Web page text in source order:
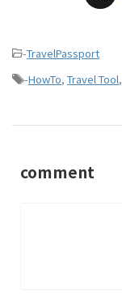
-TravelPassport
-HowTo, Travel Tool,
comment